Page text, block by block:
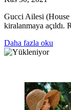
Gucci Ailesi
kiralanmaya açıldı.
Daha fazla oku